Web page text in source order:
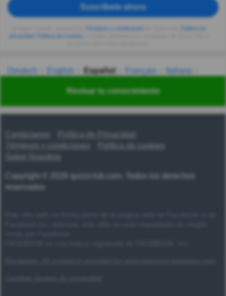
Revisar tu conocimiento
Suscríbete ahora
Deutsch English Español Français
Italiano
Українська हिन्दी 한국어 汉语
Contáctanos
Política de Privacidad
Términos y condiciones
Copyright © 2026 quizzclub.com. Todos los derechos
reservados